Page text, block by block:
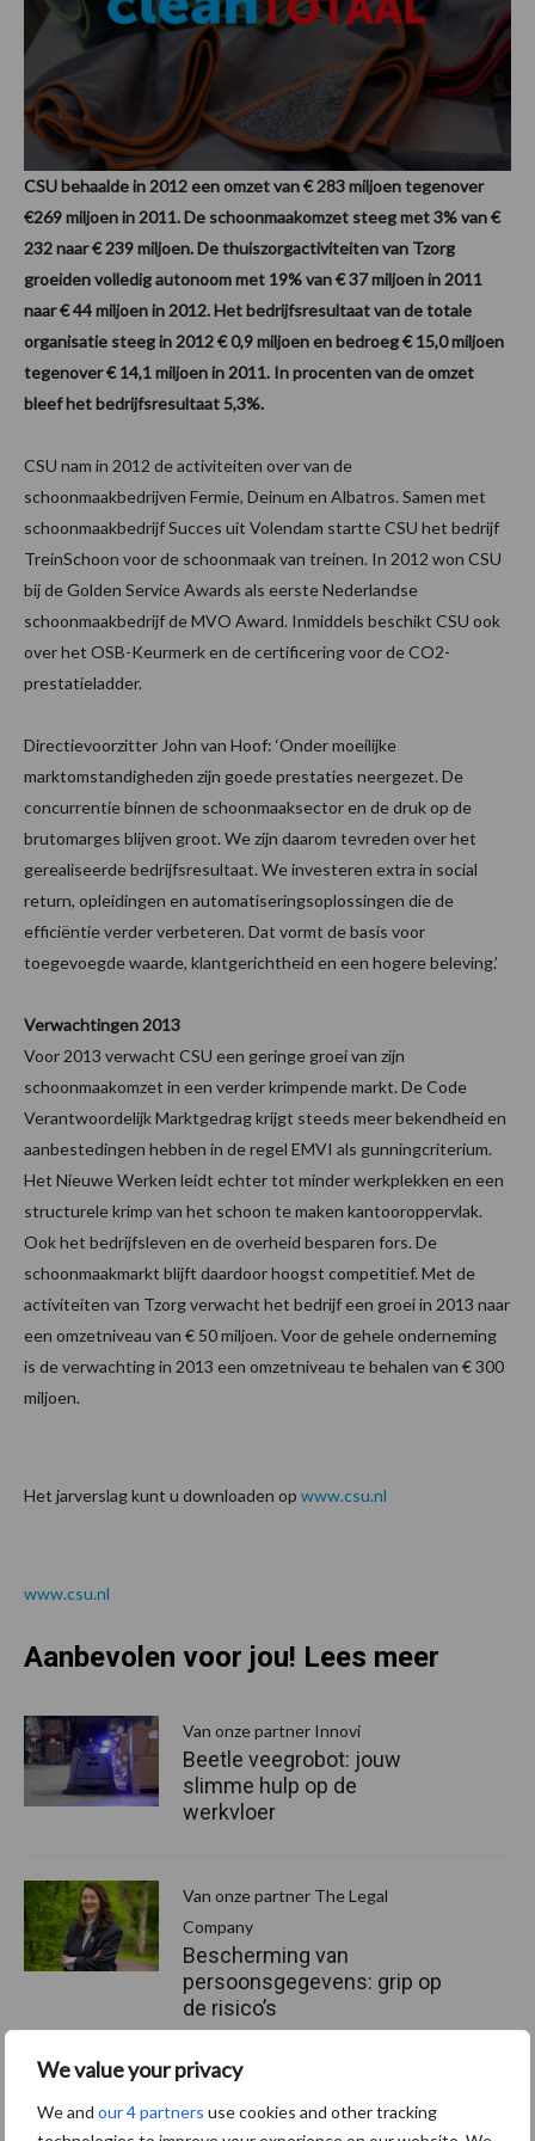
We value your privacy
We and our 4 partners use cookies and other tracking
CSU behaalde in 2012 een omzet van € 283 miljoen tegenover
€269 miljoen in 2011. De schoonmaakomzet steeg met 3% van €
232 naar € 239 miljoen. De thuiszorgactiviteiten van Tzorg
groeiden volledig autonoom met 19% van € 37 miljoen in 2011
naar € 44 miljoen in 2012.Het bedrijfsresultaat van de totale
organisatie steeg in 2012 € 0,9 miljoen en bedroeg € 15,0 miljoen
tegenover € 14,1 miljoen in 2011. In procenten van de omzet
bleef het bedrijfsresultaat 5,3%.
CSU nam in 2012 de activiteiten over van de
schoonmaakbedrijven Fermie, Deinum en Albatros. Samen met
schoonmaakbedrijf Succes uit Volendam startte CSU het bedrijf
TreinSchoon voor de schoonmaak van treinen. In 2012 won CSU
bij de Golden Service Awards als eerste Nederlandse
schoonmaakbedrijf de MVO Award. Inmiddels beschikt CSU ook
over het OSB-Keurmerk en de certificering voor de CO2-
prestatieladder.
Directievoorzitter John van Hoof: ‘Onder moeilijke
marktomstandigheden zijn goede prestaties neergezet. De
concurrentie binnen de schoonmaaksector en de druk op de
brutomarges blijven groot. We zijn daarom tevreden over het
gerealiseerde bedrijfsresultaat. We investeren extra in social
return, opleidingen en automatiseringsoplossingen die de
efficiëntie verder verbeteren. Dat vormt de basis voor
toegevoegde waarde, klantgerichtheid en een hogere beleving.’
Verwachtingen 2013
Voor 2013 verwacht CSU een geringe groei van zijn
schoonmaakomzet in een verder krimpende markt. De Code
Verantwoordelijk Marktgedrag krijgt steeds meer bekendheid en
aanbestedingen hebben in de regel EMVI als gunningcriterium.
Het Nieuwe Werken leidt echter tot minder werkplekken en een
structurele krimp van het schoon te maken kantooroppervlak.
Ook het bedrijfsleven en de overheid besparen fors. De
schoonmaakmarkt blijft daardoor hoogst competitief. Met de
activiteiten van Tzorg verwacht het bedrijf een groei in 2013 naar
een omzetniveau van € 50 miljoen. Voor de gehele onderneming
is de verwachting in 2013 een omzetniveau te behalen van € 300
miljoen.
Het jarverslag kunt u downloaden op www.csu.nl
www.csu.nl
Aanbevolen voor jou! Lees meer
Van onze partner Innovi
Beetle veegrobot: jouw
slimme hulp op de
werkvloer
Van onze partner The Legal
Company
Bescherming van
persoonsgegevens: grip op
de risico’s
Hervorming flexibele
arbeidscontracten kent